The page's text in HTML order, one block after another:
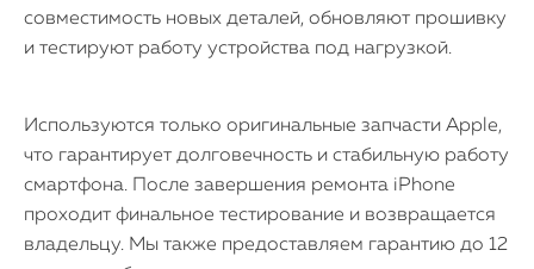
совместимость новых деталей, обновляют прошивку
и тестируют работу устройства под нагрузкой.
Используются только оригинальные запчасти Apple,
что гарантирует долговечность и стабильную работу
смартфона. После завершения ремонта iPhone
проходит финальное тестирование и возвращается
владельцу. Мы также предоставляем гарантию до 12